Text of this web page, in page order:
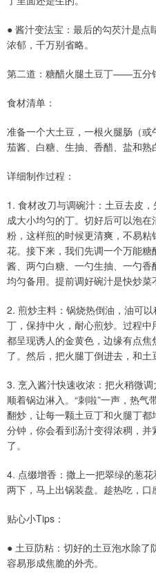
● 酱汁变法宝：最后的勾芡汁是
浓郁，千万别省略。
第二道：糖醋火腿土豆丁——五分
食材清单：
准备一个大土豆，一根火腿肠（
茄酱、白糖、生抽、香醋、盐和熟
详细制作过程：
1. 食材改刀与调碗汁：土豆去皮
成大小均匀的丁。切好后可以泡
粉，这样煎的时候更清爽，不易
花。接下来，我们先调一个万能
酱、两勺白糖、一勺生抽、一勺
均匀备用。提前调好碗汁是快炒菜
2. 煎炒主料：锅烧热倒油，油可
丁，保持中火，耐心煎炒。过程
都呈现诱人的金黄色，边缘有点
了。然后，把火腿丁倒进去，和土
3. 烹入酱汁快速收浓：把火稍微
顺着锅边淋入。“刺啦”一声，热
翻炒，让每一颗土豆丁和火腿丁
分钟，你会看到汤汁变得浓稠，
了。
4. 点缀增香：撒上一把翠绿的葱
两下，马上出锅装盘。趁热吃，口
贴心小Tips：
● 土豆防粘：切好的土豆泡水除
容易形成焦脆的外壳。